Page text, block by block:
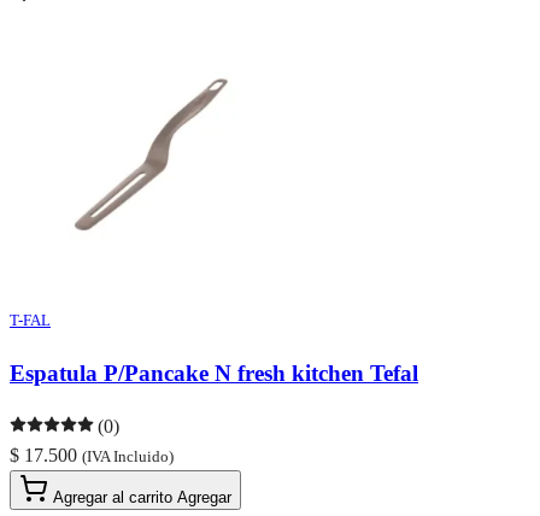
T-FAL
Espatula P/Pancake N fresh kitchen Tefal
(0)
$ 17.500 (IVA Incluido)
Agregar al carrito Agregar